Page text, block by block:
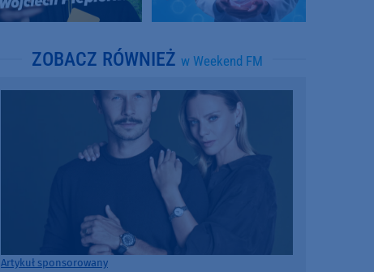
ZOBACZ RÓWNIEŻ w Weekend FM
Artykuł sponsorowany